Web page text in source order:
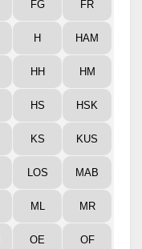
FG FR
H HAM
HH HM
HS HSK
KS KUS
LOS MAB
ML MR
OE OF